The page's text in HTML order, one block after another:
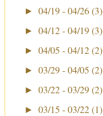
► 04/19 - 04/26 (3)
► 04/12 - 04/19 (3)
► 04/05 - 04/12 (2)
► 03/29 - 04/05 (2)
► 03/22 - 03/29 (2)
► 03/15 - 03/22 (1)